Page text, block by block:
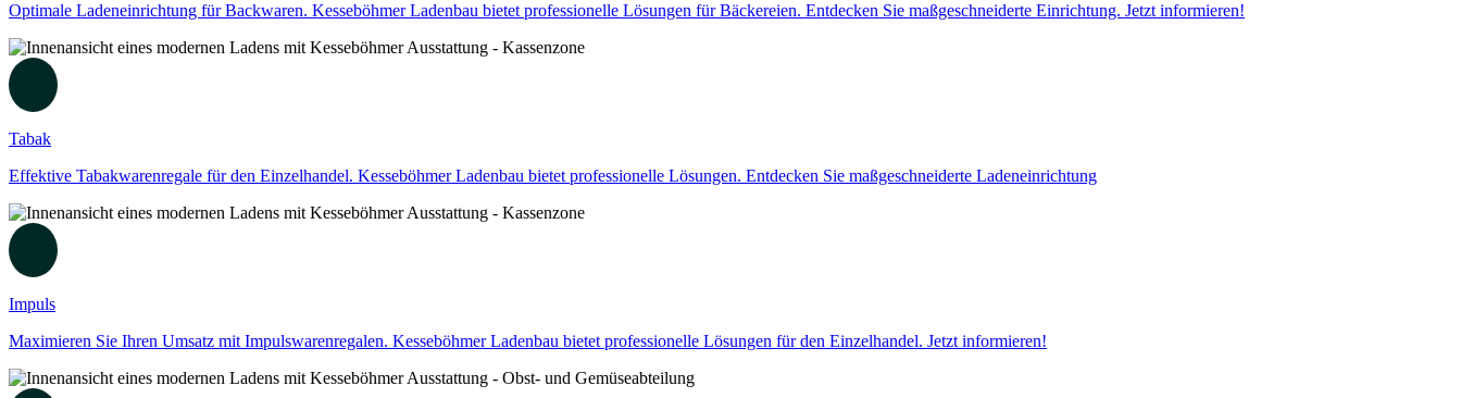
Optimale Ladeneinrichtung für Backwaren. Kesseböhmer Ladenbau bietet professionelle Lösungen für Bäckereien. Entdecken Sie maßgeschneiderte Einrichtung. Jetzt informieren!
Tabak
Effektive Tabakwarenregale für den Einzelhandel. Kesseböhmer Ladenbau bietet professionelle Lösungen. Entdecken Sie maßgeschneiderte Ladeneinrichtung
Impuls
Maximieren Sie Ihren Umsatz mit Impulswarenregalen. Kesseböhmer Ladenbau bietet professionelle Lösungen für den Einzelhandel. Jetzt informieren!